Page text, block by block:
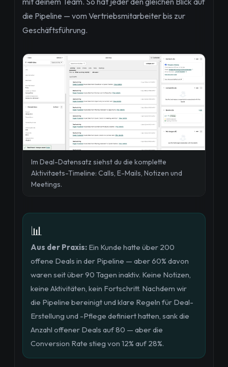
die Pipeline — vom Vertriebsmitarbeiter bis zur
Geschäftsführung.
Im Deal-Datensatz siehst du die komplette
Aktivitaets-Timeline: Calls, E-Mails, Notizen und
Meetings.
📊
Aus der Praxis: Ein Kunde hatte über 200
offene Deals in der Pipeline — aber 60% davon
waren seit über 90 Tagen inaktiv. Keine Notizen,
keine Aktivitäten, kein Fortschritt. Nachdem wir
die Pipeline bereinigt und klare Regeln für Deal-
Erstellung und -Pflege definiert hatten, sank die
Anzahl offener Deals auf 80 — aber die
Conversion Rate stieg von 12% auf 28%.